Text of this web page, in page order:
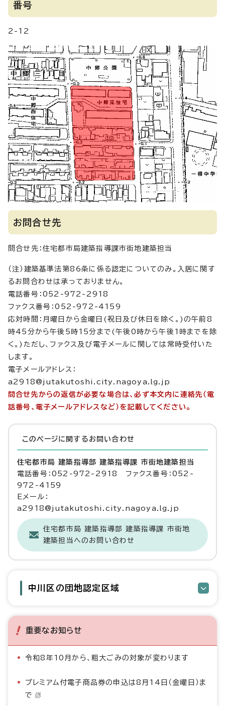
番号
2-12
お問合せ先
問合せ先：住宅都市局建築指導課市街地建築担当
（注）建築基準法第86条に係る認定についてのみ。入居に関す
るお問合わせは承っておりません。
電話番号：052-972-2918
ファクス番号：052-972-4159
応対時間：月曜日から金曜日(祝日及び休日を除く。)の午前8
時45分から午後5時15分まで(午後0時から午後1時までを除
く。)ただし、ファクス及び電子メールに関しては常時受付いた
します。
電子メールアドレス：
a2918@jutakutoshi.city.nagoya.lg.jp
問合せ先からの返信が必要な場合は、必ず本文内に連絡先（電
話番号、電子メールアドレスなど）を記載してください。
このページに関する お問い合わせ
住宅都市局 建築指導部 建築指導課 市街地建築担当
電話番号：052-972-2918 ファクス番号：052-
972-4159
Eメール：
a2918@jutakutoshi.city.nagoya.lg.jp
住宅都市局 建築指導部 建築指導課 市街地
建築担当へのお問い合わせ
中川区の団地認定区域
重要なお知らせ
令和8年10月から、粗大ごみの対象が変わります
プレミアム付電子商品券の申込は8月14日（金曜日）ま
で